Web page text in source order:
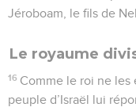
Jéroboam, le fils de
Le royaume
16 Comme le roi ne les
peuple d’Israël lui